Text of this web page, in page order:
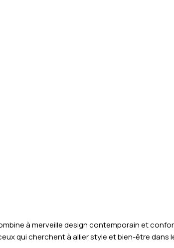
à merveille design contemporain et
qui cherchent à allier style et bien-être dans